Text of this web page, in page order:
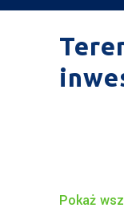
Pokaż